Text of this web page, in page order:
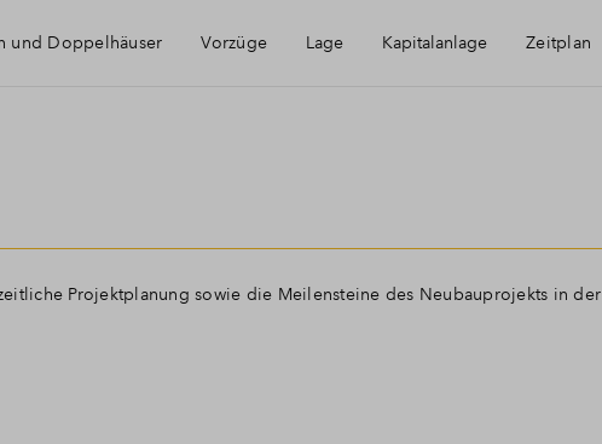
und Doppelhäuser Vorzüge Lage Kapitalanlage Zeitplan
Projektplanung sowie die Meilensteine des Neubauprojekts in der